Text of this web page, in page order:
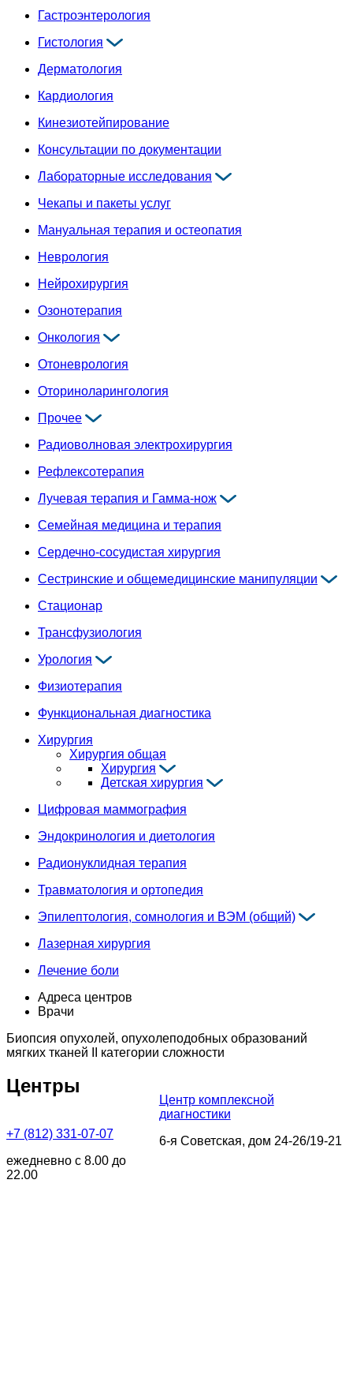
Гастроэнтерология
Гистология
Дерматология
Кардиология
Кинезиотейпирование
Консультации по документации
Лабораторные исследования
Чекапы и пакеты услуг
Мануальная терапия и остеопатия
Неврология
Нейрохирургия
Озонотерапия
Онкология
Отоневрология
Оториноларингология
Прочее
Радиоволновая электрохирургия
Рефлексотерапия
Лучевая терапия и Гамма-нож
Семейная медицина и терапия
Сердечно-сосудистая хирургия
Сестринские и общемедицинские манипуляции
Стационар
Трансфузиология
Урология
Физиотерапия
Функциональная диагностика
Хирургия
Хирургия общая
Хирургия
Детская хирургия
Цифровая маммография
Эндокринология и диетология
Радионуклидная терапия
Травматология и ортопедия
Эпилептология, сомнология и ВЭМ (общий)
Лазерная хирургия
Лечение боли
Адреса центров
Врачи
Биопсия опухолей, опухолеподобных образований
мягких тканей II категории сложности
Центры
+7 (812) 331-07-07
ежедневно с 8.00 до
22.00
Центр комплексной
диагностики
6-я Советская, дом 24-26/19-21